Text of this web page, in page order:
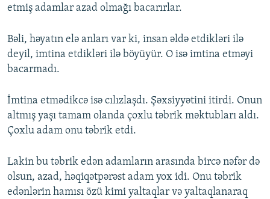
etmiş adamlar azad olmağı bacarırlar.
Bəli, həyatın elə anları var ki, insan əldə etdikləri ilə
deyil, imtina etdikləri ilə böyüyür. O isə imtina etməyi
bacarmadı.
İmtina etmədikcə isə cılızlaşdı. Şəxsiyyətini itirdi. Onun
altmış yaşı tamam olanda çoxlu təbrik məktubları aldı.
Çoxlu adam onu təbrik etdi.
Lakin bu təbrik edən adamların arasında bircə nəfər də
olsun, azad, həqiqətpərəst adam yox idi. Onu təbrik
edənlərin hamısı özü kimi yaltaqlar və yaltaqlanaraq